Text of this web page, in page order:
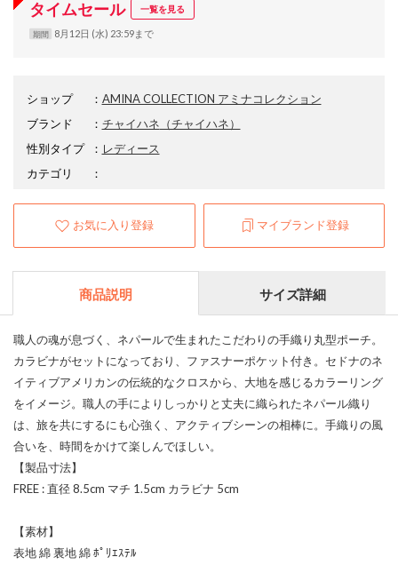
タイムセール 一覧を見る
期間 8月12日 (水) 23:59まで
ショップ ： AMINA COLLECTION アミナコレクション
ブランド
： チャイハネ （チャイハネ）
性別タイプ
： レディース
カテゴリ
：
お気に入り登録 マイブランド登録
商品説明 サイズ詳細
職人の魂が息づく、ネパールで生まれたこだわりの手織り丸型ポーチ。
カラビナがセットになっており、ファスナーポケット付き。セドナのネ
イティブアメリカンの伝統的なクロスから、大地を感じるカラーリング
をイメージ。職人の手によりしっかりと丈夫に織られたネパール織り
は、旅を共にするにも心強く、アクティブシーンの相棒に。手織りの風
合いを、時間をかけて楽しんでほしい。
【製品寸法】
FREE : 直径 8.5cm マチ 1.5cm カラビナ 5cm
【素材】
表地 綿 裏地 綿 ﾎﾟﾘｴｽﾃﾙ